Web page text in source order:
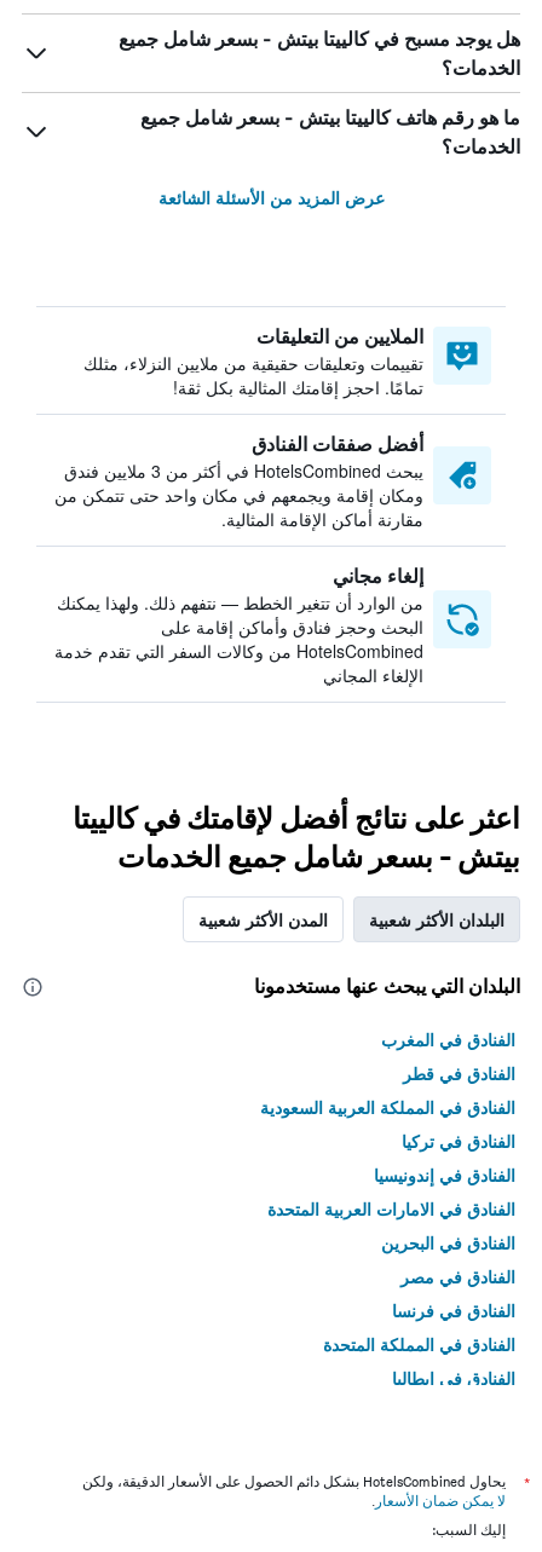
هل يوجد مسبح في كالييتا بيتش - بسعر شامل جميع
الخدمات؟
ما هو رقم هاتف كالييتا بيتش - بسعر شامل جميع
الخدمات؟
عرض المزيد من الأسئلة الشائعة
الملايين من التعليقات
تقييمات وتعليقات حقيقية من ملايين النزلاء، مثلك
تمامًا. احجز إقامتك المثالية بكل ثقة!
أفضل صفقات الفنادق
يبحث HotelsCombined في أكثر من 3 ملايين فندق
ومكان إقامة ويجمعهم في مكان واحد حتى تتمكن من
مقارنة أماكن الإقامة المثالية.
إلغاء مجاني
من الوارد أن تتغير الخطط — نتفهم ذلك. ولهذا يمكنك
البحث وحجز فنادق وأماكن إقامة على
HotelsCombined من وكالات السفر التي تقدم خدمة
الإلغاء المجاني
اعثر على نتائج أفضل لإقامتك في كالييتا
بيتش - بسعر شامل جميع الخدمات
البلدان الأكثر شعبية المدن الأكثر شعبية
البلدان التي يبحث عنها مستخدمونا
الفنادق في المغرب
الفنادق في قطر
الفنادق في المملكة العربية السعودية
الفنادق في تركيا
الفنادق في إندونيسيا
الفنادق في الامارات العربية المتحدة
الفنادق في البحرين
الفنادق في مصر
الفنادق في فرنسا
الفنادق في المملكة المتحدة
الفنادق في إيطاليا
*
يحاول HotelsCombined بشكل دائم الحصول على الأسعار الدقيقة، ولكن
لا يمكن ضمان الأسعار .
إليك السبب: